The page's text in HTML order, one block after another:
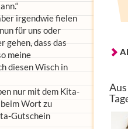
irgendwie fielen
für uns oder
gehen, dass das
meine
diesen Wisch in
nur mit dem Kita-
Wort zu
Gutschein